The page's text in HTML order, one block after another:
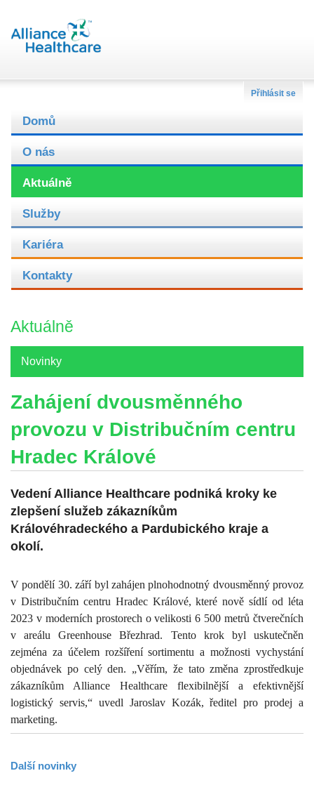
Přihlásit se
Domů
O nás
Aktuálně
Služby
Kariéra
Kontakty
Aktuálně
Novinky
Zahájení dvousměnného
provozu v Distribučním centru
Hradec Králové
Vedení Alliance Healthcare podniká kroky ke
zlepšení služeb zákazníkům
Královéhradeckého a Pardubického kraje a
okolí.
V pondělí 30. září byl zahájen plnohodnotný dvousměnný provoz
v Distribučním centru Hradec Králové, které nově sídlí od léta
2023 v moderních prostorech o velikosti 6 500 metrů čtverečních
v areálu Greenhouse Březhrad. Tento krok byl uskutečněn
zejména za účelem rozšíření sortimentu a možnosti vychystání
objednávek po celý den. „Věřím, že tato změna zprostředkuje
zákazníkům Alliance Healthcare flexibilnější a efektivnější
logistický servis,“ uvedl Jaroslav Kozák, ředitel pro prodej a
marketing.
Další novinky